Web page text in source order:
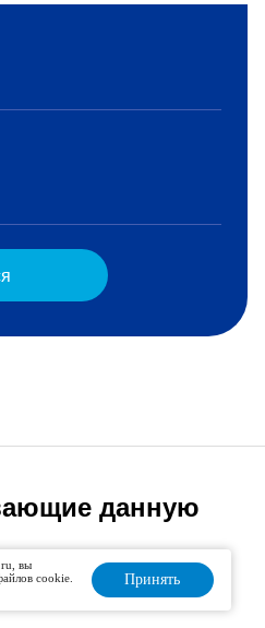
данную
На карте
вы
cookie.
Принять